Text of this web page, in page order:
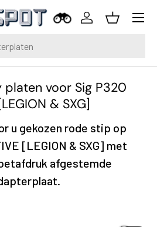
InloggenMand
Menu
voor Sig P320
& SXG]
u gekozen rode stip op
[LEGION & SXG] met
afgestemde